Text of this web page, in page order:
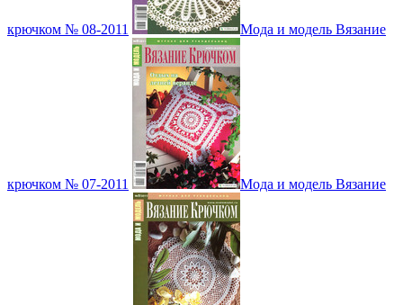
крючком № 08-2011 Мода и модель Вязание
крючком № 07-2011 Мода и модель Вязание